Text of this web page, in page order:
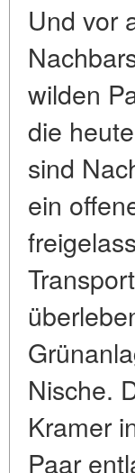
Und vor
wilden
die
sind
ein
Nische.
Kramer
Paar